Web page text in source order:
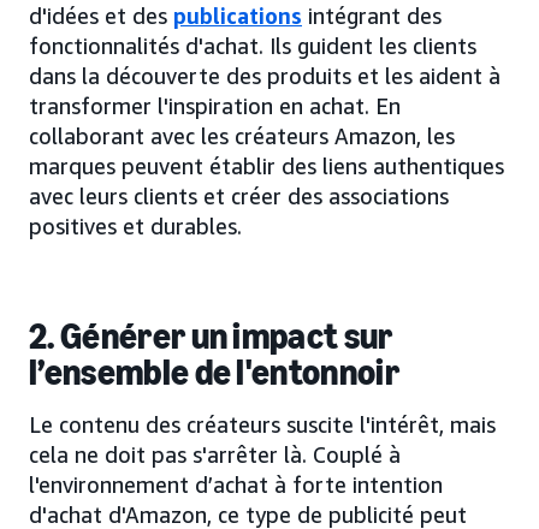
d'idées et des publications intégrant des
fonctionnalités d'achat. Ils guident les clients
dans la découverte des produits et les aident à
transformer l'inspiration en achat. En
collaborant avec les créateurs Amazon, les
marques peuvent établir des liens authentiques
avec leurs clients et créer des associations
positives et durables.
2. Générer un impact sur
l’ensemble de l'entonnoir
Le contenu des créateurs suscite l'intérêt, mais
cela ne doit pas s'arrêter là. Couplé à
l'environnement d’achat à forte intention
d'achat d'Amazon, ce type de publicité peut